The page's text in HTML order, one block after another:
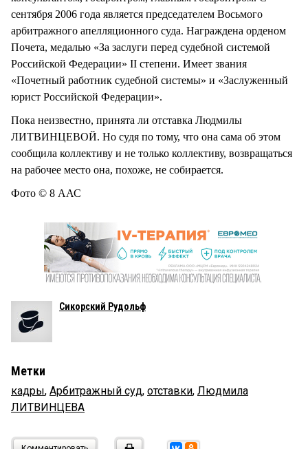
сентября 2006 года является председателем Восьмого
арбитражного апелляционного суда. Награждена орденом
Почета, медалью «За заслуги перед судебной системой
Российской Федерации» II степени. Имеет звания
«Почетный работник судебной системы» и «Заслуженный
юрист Российской Федерации».
Пока неизвестно, принята ли отставка Людмилы
ЛИТВИНЦЕВОЙ. Но судя по тому, что она сама об этом
сообщила коллективу и не только коллективу, возвращаться
на рабочее место она, похоже, не собирается.
Фото © 8 ААС
Сикорский Рудольф
Метки
кадры, Арбитражный суд, отставки, Людмила
ЛИТВИНЦЕВА